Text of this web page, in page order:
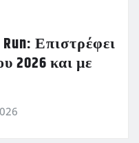
Επιστρέφει
2026 και με